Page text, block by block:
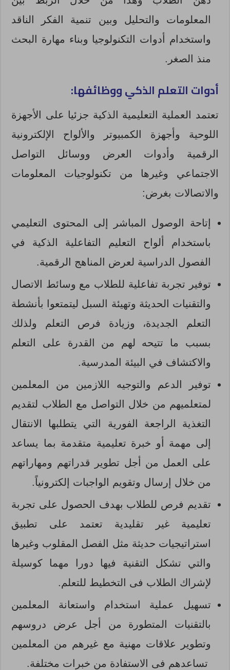
المعلومات والتحليل وبين تنمية الفكر الناقد
واستخدام أدوات التكنولوجيا وبناء مهارة البحث
منذ الصغر.
أدوات التعلم الذكي ووظائفها:
تعتمد العملية التعليمية الذكية جزئيا على الأجهزة
اللوحية وأجهزة الكمبيوتر والألواح الإلكترونية
الرقمية وأدوات العرض ووسائل التواصل
الاجتماعي وغيرها من تكنولوجيات المعلومات
والاتصالات بغرض:
إتاحة الوصول المباشر إلى المحتوى التعليمي
باستخدام ألواح التعليم التفاعلية الذكية في
الفصول الدراسية لعرض المناهج الرقمية.
توفير تجربة تفاعلية للطلاب مع وسائط الاتصال
والتقنيات الحديثة وتهيئة السبل ليتمتعوا بأنشطة
التعلم الجديدة، وزيادة فرص التعلم ولذلك
بسبب ما تتيحه لهم من القدرة على التعلم
والاكتشاف في البيئة المدرسية.
توفير الدعم والتوجيه اللازمين من المعلمين
لمتعلميهم من خلال التواصل مع الطلاب لتقديم
التغذية الراجعة الفورية التي يتطلبها الانتقال
إلى مهمة أو خبرة تعليمية متقدمة بما يساعد
على العمل من أجل تطوير قدراتهم ومهاراتهم
من خلال إرسال وتقويم الواجبات إلكترونياً.
تقديم فرص للطلاب بهدف الحصول على تجربة
تعليمية غير تقليدية تعتمد على تطبيق
استراتيجيات حديثة مثل الفصل المقلوب وغيرها
والتي تشكل التقنية فيها دورا مهما كوسيلة
لإشراك الطلاب فى التخطيط للتعلم.
تسهيل عملية استخدام واستعانة المعلمين
بالتقنيات المتطورة من أجل عرض دروسهم
وتطوير علاقات مهنية مع غيرهم من المعلمين
تساعدهم فى الاستفادة من خبرات مختلفة.